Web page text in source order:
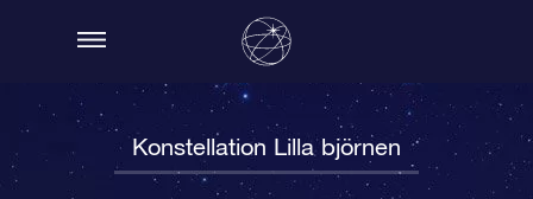
Konstellation Lilla björnen